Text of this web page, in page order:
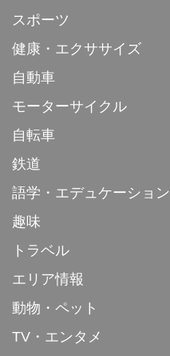
スポーツ
健康・エクササイズ
自動車
モーターサイクル
自転車
鉄道
語学・エデュケーション
趣味
トラベル
エリア情報
動物・ペット
TV・エンタメ